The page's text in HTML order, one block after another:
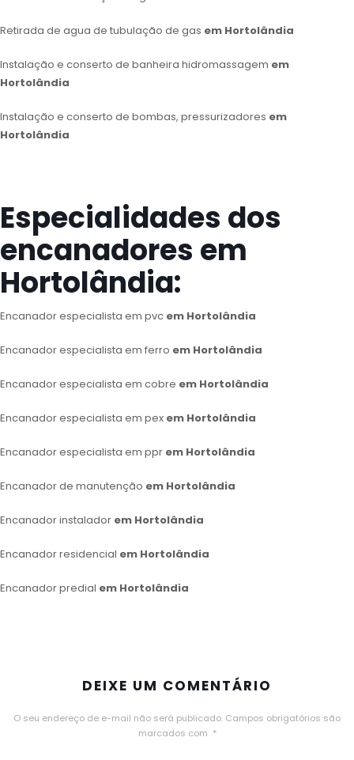
Retirada de agua de tubulação de gas em Hortolândia
Instalação e conserto de banheira hidromassagem em
Hortolândia
Instalação e conserto de bombas, pressurizadores em
Hortolândia
Especialidades dos
encanadores em
Hortolândia:
Encanador especialista em pvc em Hortolândia
Encanador especialista em ferro em Hortolândia
Encanador especialista em cobre em Hortolândia
Encanador especialista em pex em Hortolândia
Encanador especialista em ppr em Hortolândia
Encanador de manutenção em Hortolândia
Encanador instalador em Hortolândia
Encanador residencial em Hortolândia
Encanador predial em Hortolândia
DEIXE UM COMENTÁRIO
O seu endereço de e-mail não será publicado. Campos obrigatórios são
marcados com *